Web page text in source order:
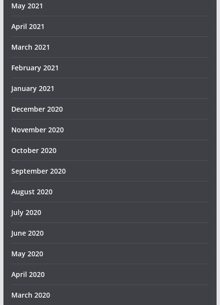
May 2021
April 2021
March 2021
February 2021
January 2021
December 2020
November 2020
October 2020
September 2020
August 2020
July 2020
June 2020
May 2020
April 2020
March 2020